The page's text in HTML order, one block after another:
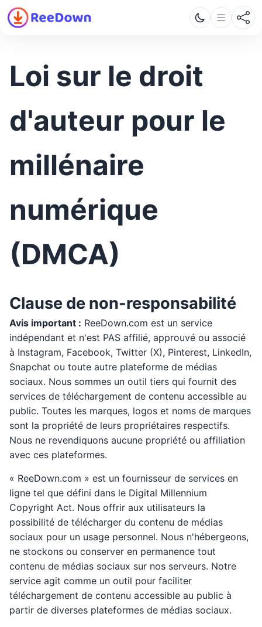
Loi sur le droit
d'auteur pour le
millénaire
numérique
(DMCA)
Clause de non-responsabilité
Avis important : ReeDown.com est un service
indépendant et n'est PAS affilié, approuvé ou associé
à Instagram, Facebook, Twitter (X), Pinterest, LinkedIn,
Snapchat ou toute autre plateforme de médias
sociaux. Nous sommes un outil tiers qui fournit des
services de téléchargement de contenu accessible au
public. Toutes les marques, logos et noms de marques
sont la propriété de leurs propriétaires respectifs.
Nous ne revendiquons aucune propriété ou affiliation
avec ces plateformes.
« ReeDown.com » est un fournisseur de services en
ligne tel que défini dans le Digital Millennium
Copyright Act. Nous offrir aux utilisateurs la
possibilité de télécharger du contenu de médias
sociaux pour un usage personnel. Nous n'hébergeons,
ne stockons ou conserver en permanence tout
contenu de médias sociaux sur nos serveurs. Notre
service agit comme un outil pour faciliter
téléchargement de contenu accessible au public à
partir de diverses plateformes de médias sociaux.